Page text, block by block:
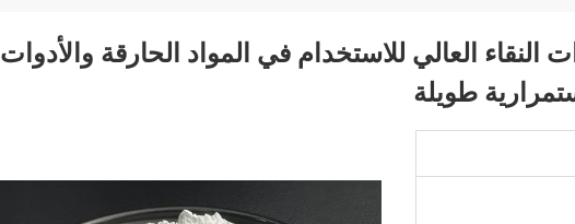
النقاء العالي للاستخدام في المواد الحارقة والأدوات
طويلة